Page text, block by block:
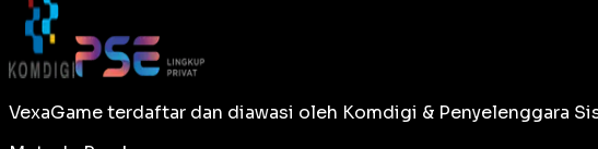
VexaGame terdaftar dan diawasi oleh Komdigi & Penyelenggara